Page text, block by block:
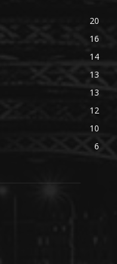
20
16
14
13
13
12
10
6